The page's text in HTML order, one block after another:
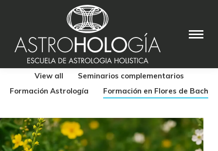
View all
Seminarios complementarios
Formación Astrología
Formación en Flores de Bach